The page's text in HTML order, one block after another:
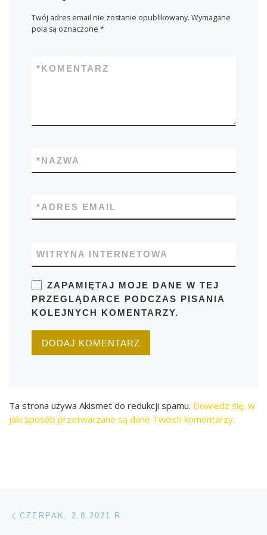
Twój adres email nie zostanie opublikowany. Wymagane
pola są oznaczone *
KOMENTARZ
*
NAZWA
*
ADRES EMAIL
*
WITRYNA INTERNETOWA
ZAPAMIĘTAJ MOJE DANE W TEJ
PRZEGLĄDARCE PODCZAS PISANIA
KOLEJNYCH KOMENTARZY.
Ta strona używa Akismet do redukcji spamu. Dowiedz się, w
jaki sposób przetwarzane są dane Twoich komentarzy.
Przeglądanie Wpisów
CZERPAK, 2.8.2021 R.